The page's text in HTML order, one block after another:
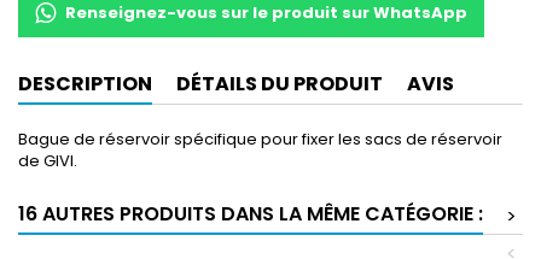
Renseignez-vous sur le produit sur WhatsApp
DESCRIPTION DÉTAILS DU PRODUIT AVIS
Bague de réservoir spécifique pour fixer les sacs de réservoir
de GIVI.
16 AUTRES PRODUITS DANS LA MÊME CATÉGORIE :
>